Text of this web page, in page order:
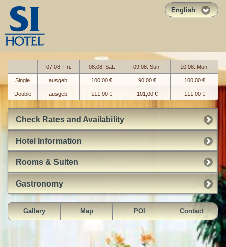
English
07.08. Fri. 08.08. Sat. 09.08. Sun. 10.08. Mon.
Single ausgeb. 100,00 € 90,00 € 100,00 €
Double ausgeb. 111,00 € 101,00 € 111,00 €
Check Rates and Availability
Hotel Information
Rooms & Suiten
Gastronomy
Gallery Map POI Contact